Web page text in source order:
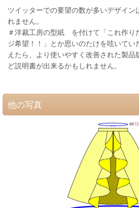
ツイッターでの要望の数が多いデザイン
れません。
＃洋裁工房の型紙 を付けて「これ作り
ジ希望！！」とか思いのたけを呟いてい
えたら、より使いやすく改善された製品
ど説明書が出来るかもしれません。
他の写真